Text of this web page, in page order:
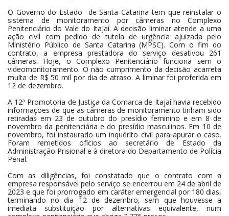
O Governo do Estado de Santa Catarina tem que reinstalar o
sistema de monitoramento por câmeras no Complexo
Penitenciário do Vale do Itajaí. A decisão liminar atende a uma
ação civil com pedido de tutela de urgência ajuizada pelo
Ministério Público de Santa Catarina (MPSC). Com o fim do
contrato, a empresa prestadora do serviço desativou 261
câmeras. Hoje, o Complexo Penitenciário funciona sem o
videomonitoramento. O não cumprimento da decisão acarreta
multa de R$ 50 mil por dia de atraso. A liminar foi proferida em
12 de dezembro.
A 12ª Promotoria de Justiça da Comarca de Itajaí havia recebido
informações de que as câmeras de monitoramento tinham sido
retiradas em 23 de outubro do presídio feminino e em 8 de
novembro da penitenciária e do presídio masculinos. Em 10 de
novembro, foi instaurado um inquérito civil para apurar o caso.
Foram remetidos ofícios ao secretário de Estado da
Administração Prisional e à diretora do Departamento de Polícia
Penal.
Com as diligências, foi constatado que o contrato com a
empresa responsável pelo serviço se encerrou em 24 de abril de
2023 e que foi prorrogado em caráter emergencial por 180 dias,
terminando no dia 12 de dezembro, sem que houvesse a
imediata substituição por alternativas equivalente, num